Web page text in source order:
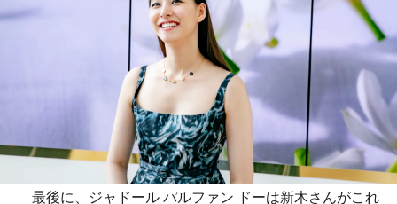
最後に、ジャドール パルファン ドーは新木さんがこれ